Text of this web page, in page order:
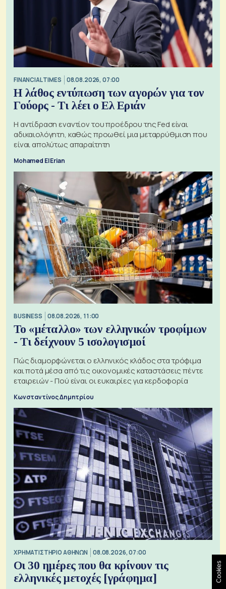
FINANCIAL TIMES 08.08.2026, 07:00
Η λάθος εντύπωση των αγορών για τον
Γούορς - Τι λέει ο Ελ Εριάν
Η αντίδραση εναντίον του προέδρου της Fed είναι
αδικαιολόγητη, καθώς προωθεί μια μεταρρύθμιση που
είναι απολύτως απαραίτητη
Mohamed El Erian
BUSINESS 08.08.2026, 11:00
Το «μέταλλο» των ελληνικών τροφίμων
- Τι δείχνουν 5 ισολογισμοί
Πώς διαμορφώνεται ο ελληνικός κλάδος στα τρόφιμα
και ποτά μέσα από τις οικονομικές καταστάσεις πέντε
εταιρειών - Πού είναι οι ευκαιρίες για κερδοφορία
Κωνσταντίνος Δημητρίου
XΡΗΜΑΤΙΣΤΗΡΙΟ ΑΘΗΝΩΝ 08.08.2026, 07:00
Οι 30 ημέρες που θα κρίνουν τις
ελληνικές μετοχές [γράφημα]
Cookies